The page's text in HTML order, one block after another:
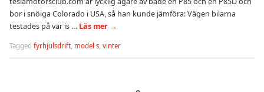
bor i snöiga Colorado i USA, så han kunde jämföra: Vägen bilarna
testades på var is … Läs mer →
Tagged fyrhjulsdrift model s vinter